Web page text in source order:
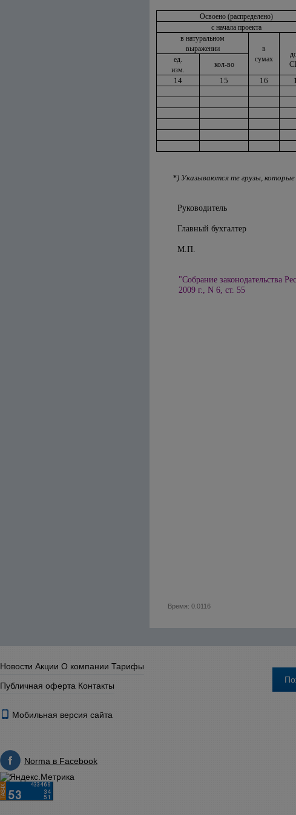
Освоено (распределено)
с начала проекта
в натуральном
выражении
в
сумах
ед.
изм.
кол-во
14 15 16
*) Указываются те грузы,
Руководитель
Главный бухгалтер
М.П.
"Собрание законодательства
2009 г., N 6, ст. 55
Время: 0.0116
Новости Акции О компании Тарифы
Публичная оферта Контакты
Мобильная версия сайта
Norma в Facebook